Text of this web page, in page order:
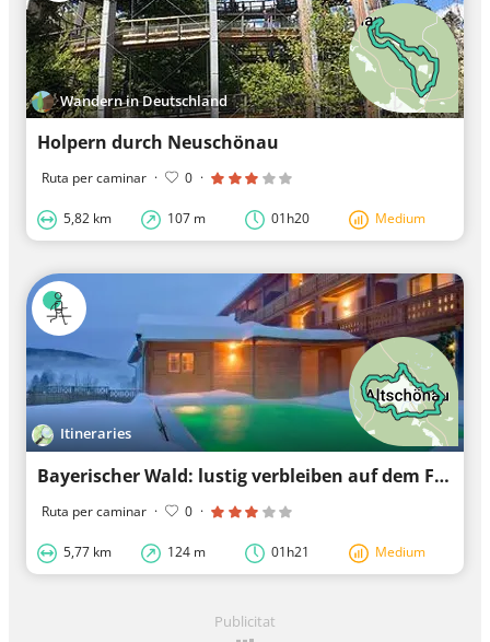
Wandern in Deutschland
Holpern durch Neuschönau
Ruta per caminar · 0 ·
5,82 km 107 m 01h20 Medium
Itineraries
Bayerischer Wald: lustig verbleiben auf dem Fahrrad
Ruta per caminar · 0 ·
5,77 km 124 m 01h21 Medium
Publicitat